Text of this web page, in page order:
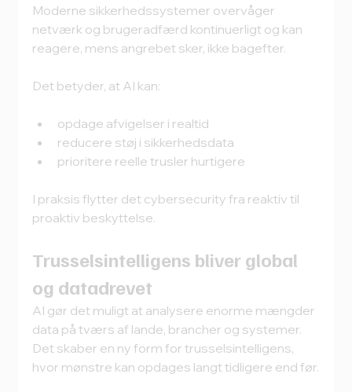
Moderne sikkerhedssystemer overvåger
netværk og brugeradfærd kontinuerligt og kan
reagere, mens angrebet sker, ikke bagefter.
Det betyder, at AI kan:
opdage afvigelser i realtid
reducere støj i sikkerhedsdata
prioritere reelle trusler hurtigere
I praksis flytter det cybersecurity fra reaktiv til
proaktiv beskyttelse.
Trusselsintelligens bliver global
og datadrevet
AI gør det muligt at analysere enorme mængder
data på tværs af lande, brancher og systemer.
Det skaber en ny form for trusselsintelligens,
hvor mønstre kan opdages langt tidligere end før.